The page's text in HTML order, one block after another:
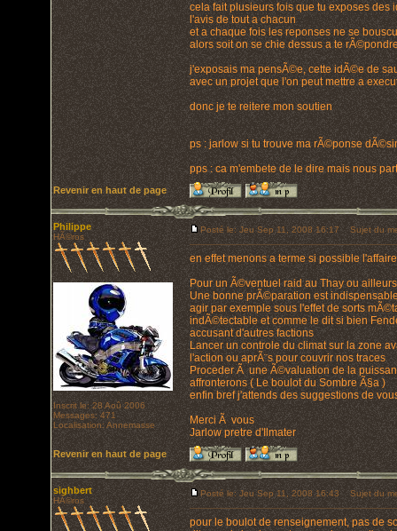
cela fait plusieurs fois que tu exposes
l'avis de tout a chacun
et a chaque fois les reponses ne se
alors soit on se chie dessus a te
j'exposais ma pensÃ©e, cette idÃ©e de
avec un projet que l'on peut mettre a
donc je te reitere mon soutien
ps : jarlow si tu trouve ma rÃ©ponse
pps : ca m'embete de le dire mais nous
Revenir en haut de page
Philippe
HÃ©ros
Inscrit le: 28 Aoû 2006
Messages: 471
Localisation: Annemasse
Posté le: Jeu Sep 11, 2008 16:17 Sujet du
en effet menons a terme si possible
Pour un Ã©ventuel raid au Thay ou ailleurs
Une bonne prÃ©paration est
agir par exemple sous l'effet de sorts
indÃ©tectable et comme le dit si bien
accusant d'autres factions
Lancer un controle du climat sur la zone
l'action ou aprÃ¨s pour couvrir nos traces
Proceder Ã une Ã©valuation de la
affronterons ( Le boulot du Sombre Ã§a )
enfin bref j'attends des suggestions de
Merci Ã vous
Jarlow pretre d'Ilmater
Revenir en haut de page
sighbert
HÃ©ros
Posté le: Jeu Sep 11, 2008 16:43 Sujet du
pour le boulot de renseignement, pas de